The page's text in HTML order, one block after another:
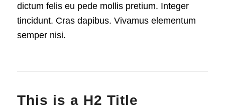
dictum felis eu pede mollis pretium. Integer
tincidunt. Cras dapibus. Vivamus elementum
semper nisi.
This is a H2 Title